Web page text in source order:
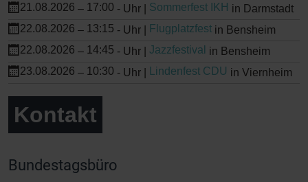
21.08.2026 – 17:00 - Uhr | Sommerfest IKH in Darmstadt
22.08.2026 – 13:15 - Uhr | Flugplatzfest in Bensheim
22.08.2026 – 14:45 - Uhr | Jazzfestival in Bensheim
23.08.2026 – 10:30 - Uhr | Lindenfest CDU in Viernheim
Kontakt
Bundestagsbüro